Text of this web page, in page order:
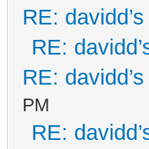
RE:
RE:
RE:
PM
RE: